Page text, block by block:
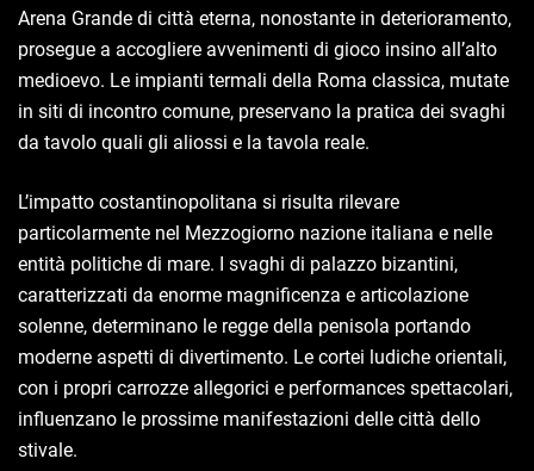
Arena Grande di città eterna, nonostante in deterioramento,
prosegue a accogliere avvenimenti di gioco insino all’alto
medioevo. Le impianti termali della Roma classica, mutate
in siti di incontro comune, preservano la pratica dei svaghi
da tavolo quali gli aliossi e la tavola reale.
L’impatto costantinopolitana si risulta rilevare
particolarmente nel Mezzogiorno nazione italiana e nelle
entità politiche di mare. I svaghi di palazzo bizantini,
caratterizzati da enorme magnificenza e articolazione
solenne, determinano le regge della penisola portando
moderne aspetti di divertimento. Le cortei ludiche orientali,
con i propri carrozze allegorici e performances spettacolari,
influenzano le prossime manifestazioni delle città dello
stivale.